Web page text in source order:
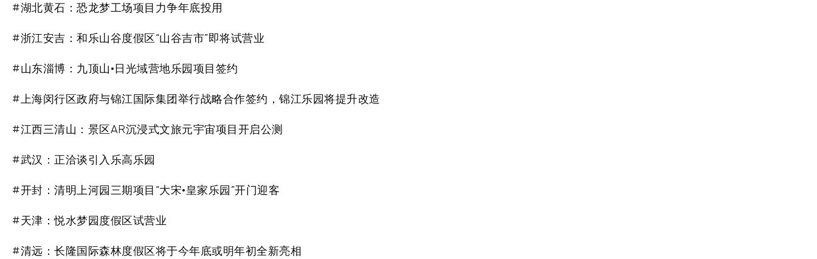
#湖北黄石：恐龙梦工场项目力争年底投用
#浙江安吉：和乐山谷度假区“山谷吉市”即将试营业
#山东淄博：九顶山·日光域营地乐园项目签约
#上海闵行区政府与锦江国际集团举行战略合作签约，锦江乐园将提升改造
#江西三清山：景区AR沉浸式文旅元宇宙项目开启公测
#武汉：正洽谈引入乐高乐园
#开封：清明上河园三期项目“大宋·皇家乐园”开门迎客
#天津：悦水梦园度假区试营业
#清远：长隆国际森林度假区将于今年底或明年初全新亮相